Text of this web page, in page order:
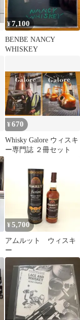
¥7,100
BENBE NANCY
WHISKEY
¥670
Whisky Galore ウィスキ
ー専門誌 ２冊セット
¥5,700
アムルット ウィスキ
ー